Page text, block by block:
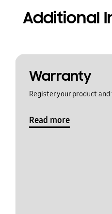
Additional
Warranty
Register your product
Read more